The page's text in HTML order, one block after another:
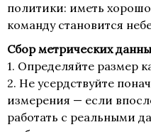
политики: иметь
команду становится
Сбор метрических
1. Определяйте размер
2. Не усердствуйте
измерения — если
работать с реальными